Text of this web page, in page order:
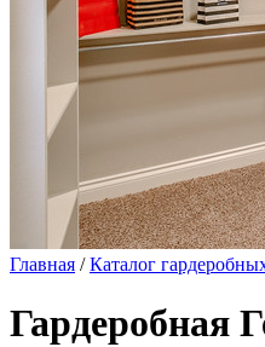
Главная /Каталог
Гардеробная